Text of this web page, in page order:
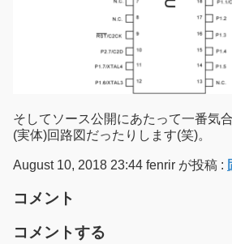
そしてソース公開にあたって一番気
(実体)回路図だったりします(笑)。
August 10, 2018 23:44 fenrir が投稿 :
コメント
コメントする